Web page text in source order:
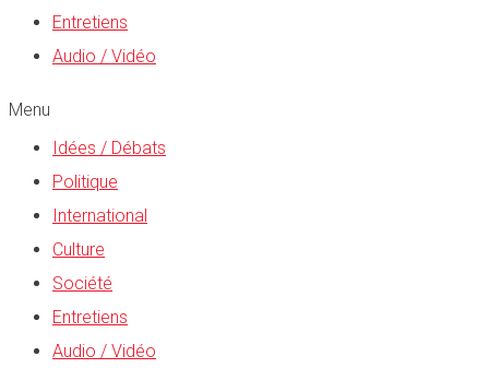
Entretiens
Audio / Vidéo
Menu
Idées / Débats
Politique
International
Culture
Société
Entretiens
Audio / Vidéo